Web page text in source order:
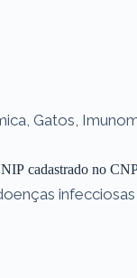
Gatos,
cadastrado no